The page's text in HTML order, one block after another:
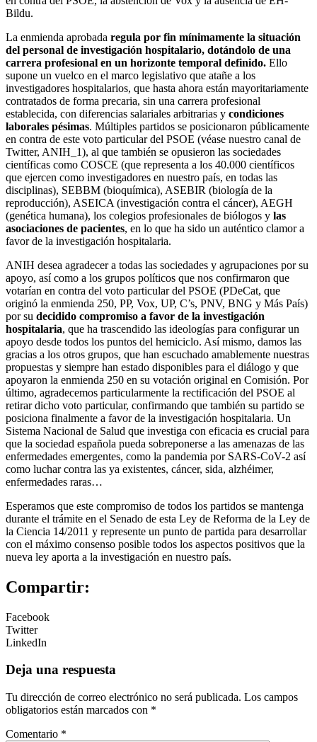
Bildu.
La enmienda aprobada regula por fin mínimamente la situación
del personal de investigación hospitalario, dotándolo de una
carrera profesional en un horizonte temporal definido. Ello
supone un vuelco en el marco legislativo que atañe a los
investigadores hospitalarios, que hasta ahora están mayoritariamente
contratados de forma precaria, sin una carrera profesional
establecida, con diferencias salariales arbitrarias y condiciones
laborales pésimas. Múltiples partidos se posicionaron públicamente
en contra de este voto particular del PSOE (véase nuestro canal de
Twitter, ANIH_1), al que también se opusieron las sociedades
científicas como COSCE (que representa a los 40.000 científicos
que ejercen como investigadores en nuestro país, en todas las
disciplinas), SEBBM (bioquímica), ASEBIR (biología de la
reproducción), ASEICA (investigación contra el cáncer), AEGH
(genética humana), los colegios profesionales de biólogos y las
asociaciones de pacientes, en lo que ha sido un auténtico clamor a
favor de la investigación hospitalaria.
ANIH desea agradecer a todas las sociedades y agrupaciones por su
apoyo, así como a los grupos políticos que nos confirmaron que
votarían en contra del voto particular del PSOE (PDeCat, que
originó la enmienda 250, PP, Vox, UP, C’s, PNV, BNG y Más País)
por su decidido compromiso a favor de la investigación
hospitalaria, que ha trascendido las ideologías para configurar un
apoyo desde todos los puntos del hemiciclo. Así mismo, damos las
gracias a los otros grupos, que han escuchado amablemente nuestras
propuestas y siempre han estado disponibles para el diálogo y que
apoyaron la enmienda 250 en su votación original en Comisión. Por
último, agradecemos particularmente la rectificación del PSOE al
retirar dicho voto particular, confirmando que también su partido se
posiciona finalmente a favor de la investigación hospitalaria. Un
Sistema Nacional de Salud que investiga con eficacia es crucial para
que la sociedad española pueda sobreponerse a las amenazas de las
enfermedades emergentes, como la pandemia por SARS-CoV-2 así
como luchar contra las ya existentes, cáncer, sida, alzhéimer,
enfermedades raras…
Esperamos que este compromiso de todos los partidos se mantenga
durante el trámite en el Senado de esta Ley de Reforma de la Ley de
la Ciencia 14/2011 y represente un punto de partida para desarrollar
con el máximo consenso posible todos los aspectos positivos que la
nueva ley aporta a la investigación en nuestro país.
Compartir:
Facebook
Twitter
LinkedIn
Deja una respuesta
Tu dirección de correo electrónico no será publicada. Los campos
obligatorios están marcados con *
Comentario *